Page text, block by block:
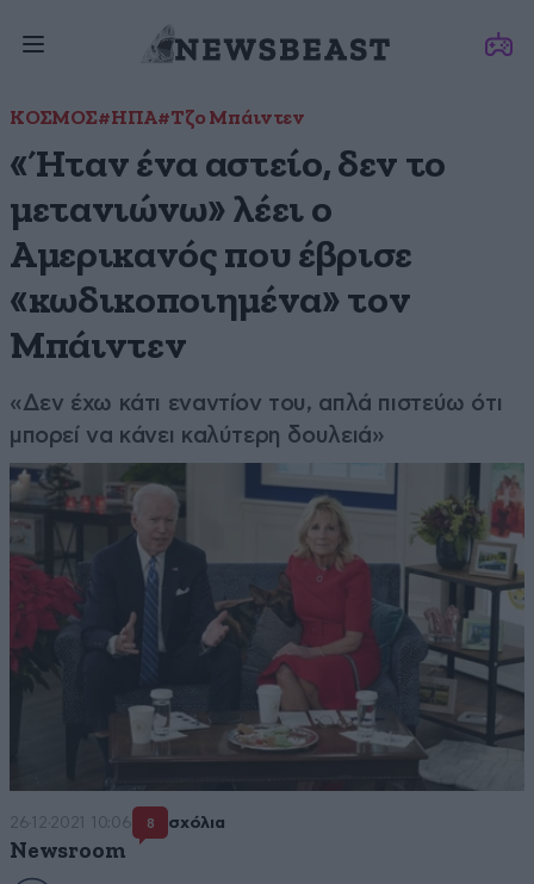
ΚΟΣΜΟΣ#ΗΠΑ#Τζο Μπάιντεν
«Ήταν ένα αστείο, δεν το
μετανιώνω» λέει ο
Αμερικανός που έβρισε
«κωδικοποιημένα» τον
Μπάιντεν
«Δεν έχω κάτι εναντίον του, απλά πιστεύω ότι
μπορεί να κάνει καλύτερη δουλειά»
26·12·2021 10:06 8 σχόλια
Newsroom